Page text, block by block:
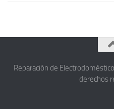
Reparación de
derechos